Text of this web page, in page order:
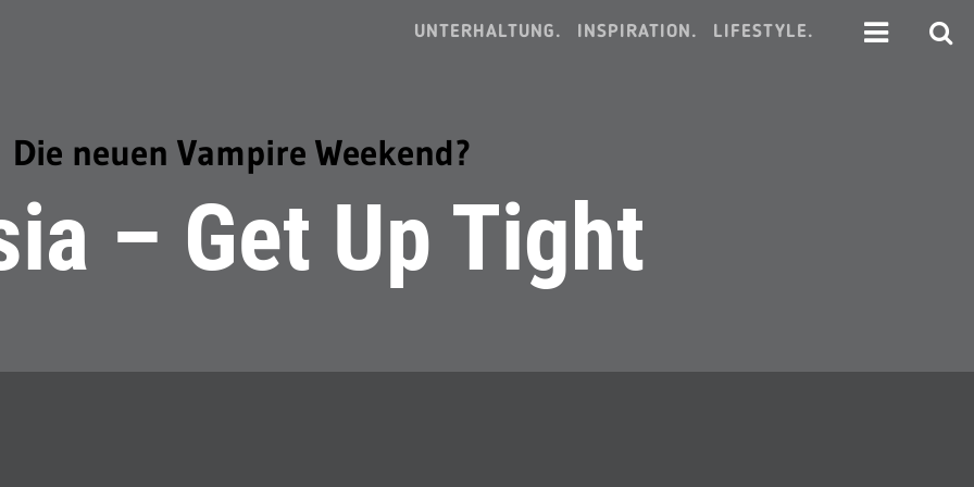
UNTERHALTUNG. INSPIRATION. LIFESTYLE.
Die neuen Vampire Weekend?
– Get Up Tight